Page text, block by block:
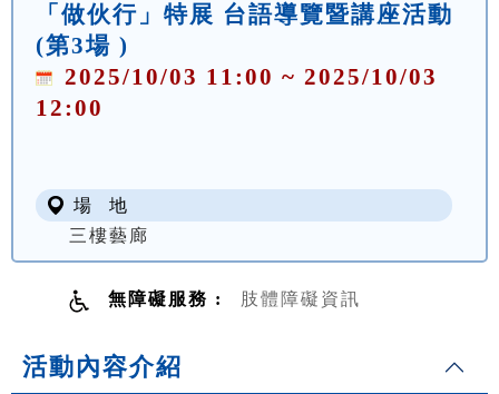
「做伙行」特展 台語導覽暨講座活動
(第3場 )
2025/10/03 11:00 ~ 2025/10/03
12:00
場 地
三樓藝廊
無障礙服務 : 肢體障礙資訊
活動內容介紹